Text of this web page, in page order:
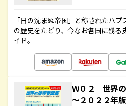
「日の沈まぬ帝国」と称されたハ
の歴史をたどり、今なお各国に残る
イド。
Ｗ０２ 世界
～２０２２年